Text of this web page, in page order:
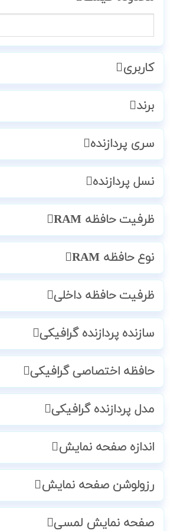
کاربری
برند
سری پردازنده
نسل پردازنده
ظرفیت حافظه RAM
نوع حافظه RAM
ظرفیت حافظه داخلی
سازنده پردازنده گرافیکی
حافظه اختصاصی گرافیکی
مدل پردازنده گرافیکی
اندازه صفحه نمایش
رزولوشن صفحه نمایش
صفحه نمایش لمسی